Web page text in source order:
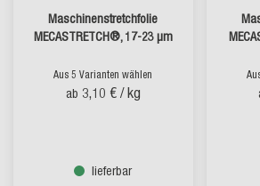
Maschinenstretchfolie
MECASTRETCH®, 17-23 µm
Aus 5 Varianten wählen
ab 3,10 € / kg
lieferbar